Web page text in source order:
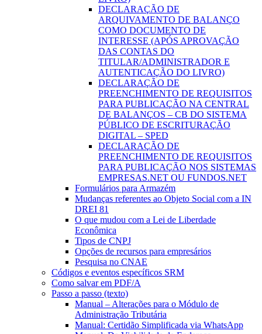
DECLARAÇÃO DE
ARQUIVAMENTO DE BALANÇO
COMO DOCUMENTO DE
INTERESSE (APÓS APROVAÇÃO
DAS CONTAS DO
TITULAR/ADMINISTRADOR E
AUTENTICAÇÃO DO LIVRO)
DECLARAÇÃO DE
PREENCHIMENTO DE REQUISITOS
PARA PUBLICAÇÃO NA CENTRAL
DE BALANÇOS – CB DO SISTEMA
PÚBLICO DE ESCRITURAÇÃO
DIGITAL – SPED
DECLARAÇÃO DE
PREENCHIMENTO DE REQUISITOS
PARA PUBLICAÇÃO NOS SISTEMAS
EMPRESAS.NET OU FUNDOS.NET
Formulários para Armazém
Mudanças referentes ao Objeto Social com a IN
DREI 81
O que mudou com a Lei de Liberdade
Econômica
Tipos de CNPJ
Opções de recursos para empresários
Pesquisa no CNAE
Códigos e eventos específicos SRM
Como salvar em PDF/A
Passo a passo (texto)
Manual – Alterações para o Módulo de
Administração Tributária
Manual: Certidão Simplificada via WhatsApp